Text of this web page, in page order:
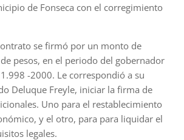
de Fonseca con el corregimiento
se firmó por un monto de
pesos, en el periodo del gobernador
-2000. Le correspondió a su
Deluque Freyle, iniciar la firma de
Uno para el restablecimiento
y el otro, para para liquidar el
legales.